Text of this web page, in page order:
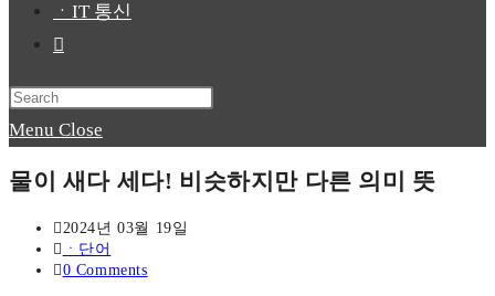
ㆍIT 통신
Toggle
search
close
Menu Close
물이 새다 세다! 비슷하지만 다른 의미 뜻
Post
published:
2024년 03월 19일
Post
category:
ㆍ단어
Post
0 Comments